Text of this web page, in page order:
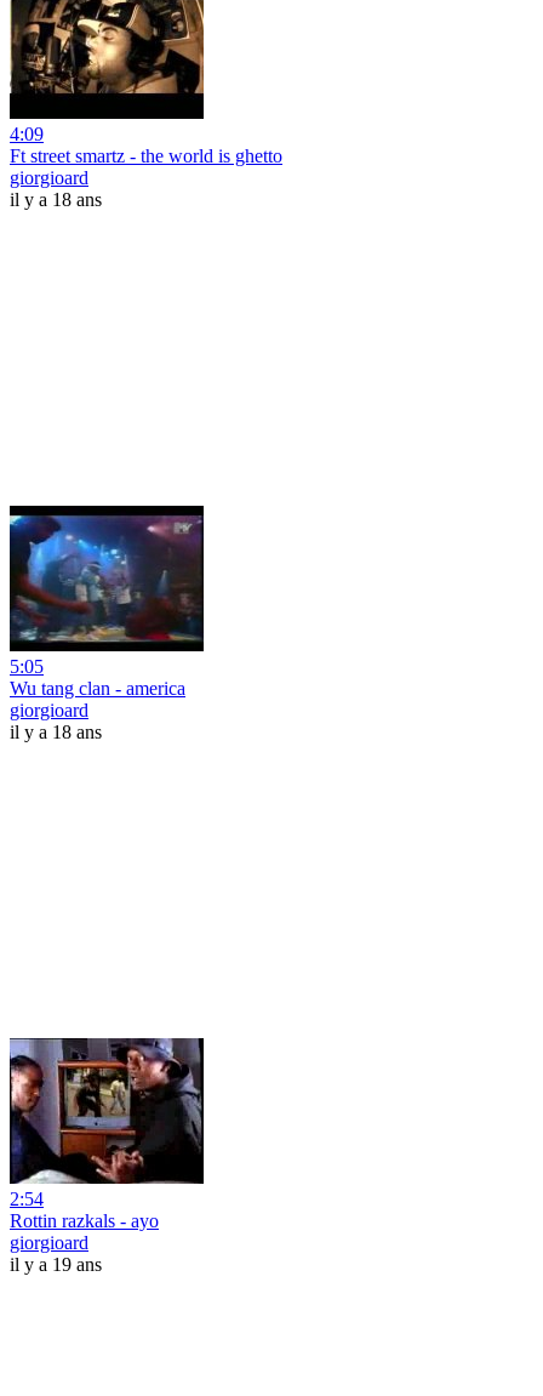
4:09
Ft street smartz - the world is ghetto
giorgioard
il y a 18 ans
5:05
Wu tang clan - america
giorgioard
il y a 18 ans
2:54
Rottin razkals - ayo
giorgioard
il y a 19 ans